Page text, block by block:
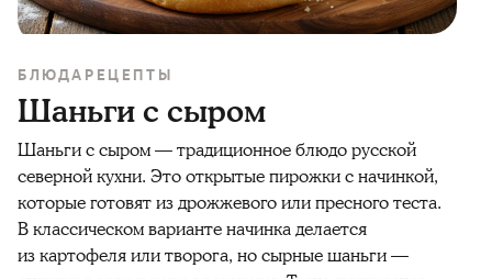
БЛЮДА РЕЦЕПТЫ
Шаньги с сыром
Шаньги с сыром — традиционное блюдо русской
северной кухни. Это открытые пирожки с начинкой,
которые готовят из дрожжевого или пресного теста.
В классическом варианте начинка делается
из картофеля или творога, но сырные шаньги —